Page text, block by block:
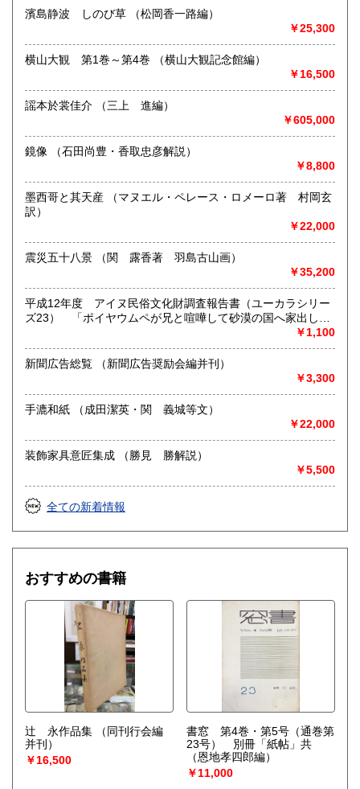
最寄駅：神保町駅徒歩1分
営業時間：10:00-18:30
書籍の買取について
-
-
濱島静波 しのび草 （松岡香一路編）
￥25,300
横山大観 第1巻～第4巻 （横山大観記念館編）
￥16,500
謡本於裳佳介 （三上 進編）
￥605,000
鏡像 （石田尚豊・香取忠彦解説）
￥8,800
墨西哥と其天産 （マヌエル・ペレース・ロメーロ著 村岡玄
訳）
￥22,000
震災五十八景 （関 露香著 羽島古山画）
￥35,200
平成12年度 アイヌ民俗文化財調査報告書（ユーカラシリー
ズ23） 「ポイヤウムペが兄と喧嘩して砂漠の国へ家出した
（ポイヤウムペ モシリ エサッサッケイ コイケスイ）
（北海道教育庁生涯学習部文化課編）
￥1,100
新聞広告総覧 （新聞広告奨励会編并刊）
￥3,300
手漉和紙 （成田潔英・関 義城等文）
￥22,000
装飾家具意匠集成 （勝見 勝解説）
￥5,500
全ての新着情報
おすすめの書籍
辻 永作品集
（同刊行会編
并刊）
￥16,500
書窓 第4巻・第5号（通巻第
23号） 別冊「紙帖」共
（恩地孝四郎編）
￥11,000